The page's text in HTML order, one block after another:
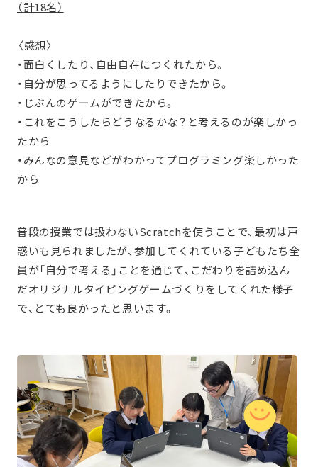
（計18名）
〈感想〉
・面白くしたり、自由自在につくれたから。
・自分が思ってるようにしたりできたから。
・じぶんのゲームができたから。
・これをこうしたらどうなるかな？と考えるのが楽しかっ
たから
・みんなの意見などがわかってプログラミング楽しかった
から
普段の授業では扱わないScratchを使うことで、最初は戸
惑いも見られましたが、参加してくれている子どもたち全
員が「自分で考える」ことを通じて、こだわりを詰め込ん
だオリジナルタイピングゲームづくりをしてくれた様子
で、とても良かったと思います。